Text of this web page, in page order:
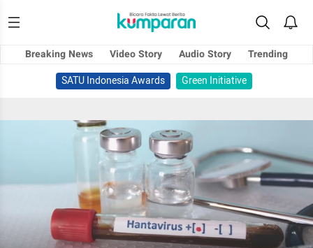
Breaking News Video Story Audio Story
Trending
SATU Indonesia Awards
Green Initiative